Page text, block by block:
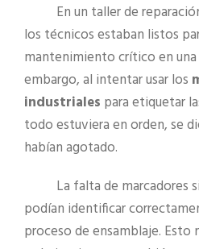
En un taller de
los técnicos estaban listos
mantenimiento crítico en una
embargo, al intentar usar los
industriales para etiquetar
todo estuviera en orden, se
habían agotado.
La falta de marcadores
podían identificar
proceso de ensamblaje.